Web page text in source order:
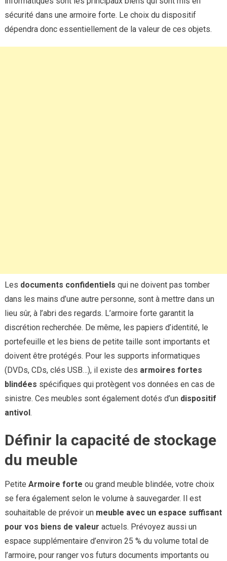
sécurité dans une armoire forte. Le choix du dispositif
dépendra donc essentiellement de la valeur de ces objets.
Les documents confidentiels qui ne doivent pas tomber
dans les mains d’une autre personne, sont à mettre dans un
lieu sûr, à l’abri des regards. L’armoire forte garantit la
discrétion recherchée. De même, les papiers d’identité, le
portefeuille et les biens de petite taille sont importants et
doivent être protégés. Pour les supports informatiques
(DVDs, CDs, clés USB…), il existe des armoires fortes
blindées spécifiques qui protègent vos données en cas de
sinistre. Ces meubles sont également dotés d’un dispositif
antivol.
Définir la capacité de stockage
du meuble
Petite Armoire forte ou grand meuble blindée, votre choix
se fera également selon le volume à sauvegarder. Il est
souhaitable de prévoir un meuble avec un espace suffisant
pour vos biens de valeur actuels. Prévoyez aussi un
espace supplémentaire d’environ 25 % du volume total de
l’armoire, pour ranger vos futurs documents importants ou